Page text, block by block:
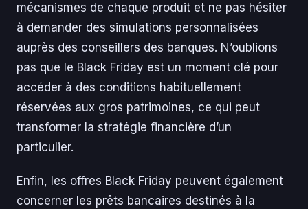
mécanismes de chaque produit et ne pas hésiter
à demander des simulations personnalisées
auprès des conseillers des banques. N’oublions
pas que le Black Friday est un moment clé pour
accéder à des conditions habituellement
réservées aux gros patrimoines, ce qui peut
transformer la stratégie financière d’un
particulier.
Enfin, les offres Black Friday peuvent également
concerner les prêts bancaires destinés à la